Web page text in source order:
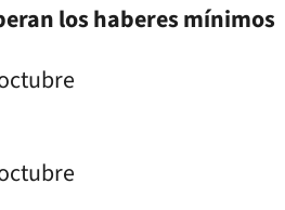
los haberes mínimos